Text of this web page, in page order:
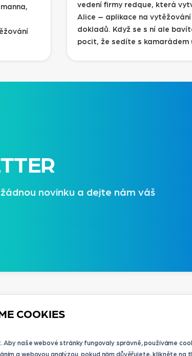
vedení firmy redque, která
Alice – aplikace na vytěžování
dokladů. Když se s ní ale
pocit, že sedíte s kamarádem
novinku a dejte nám váš
COOKIES
Aby naše webové stránky fungovaly správně, používáme